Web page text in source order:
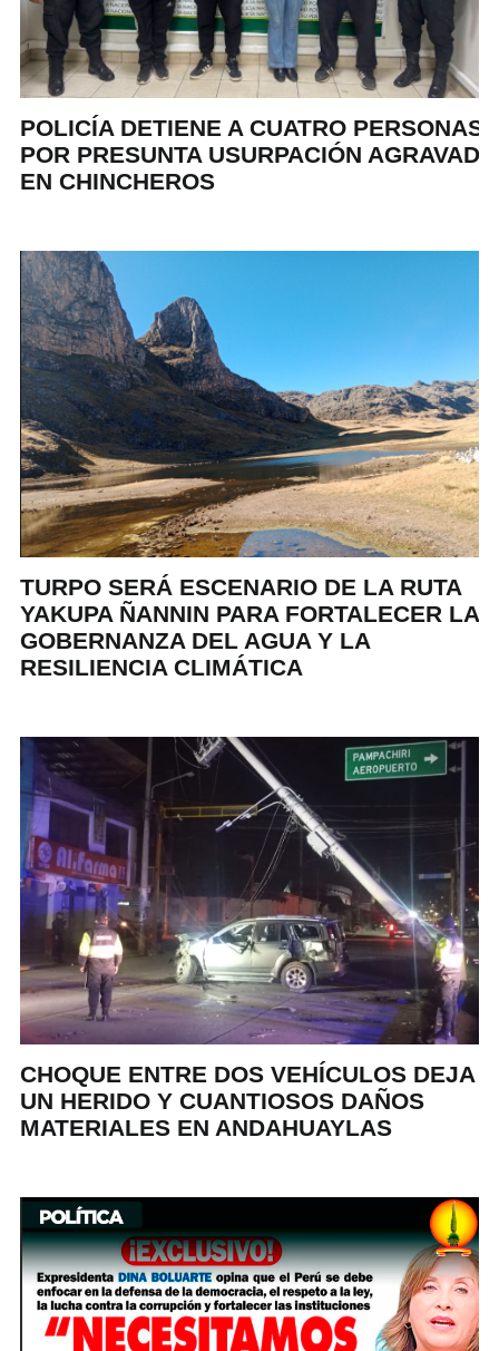
POLICÍA DETIENE A CUATRO PERSONAS
POR PRESUNTA USURPACIÓN AGRAVADA
EN CHINCHEROS
TURPO SERÁ ESCENARIO DE LA RUTA
YAKUPA ÑANNIN PARA FORTALECER LA
GOBERNANZA DEL AGUA Y LA
RESILIENCIA CLIMÁTICA
CHOQUE ENTRE DOS VEHÍCULOS DEJA
UN HERIDO Y CUANTIOSOS DAÑOS
MATERIALES EN ANDAHUAYLAS